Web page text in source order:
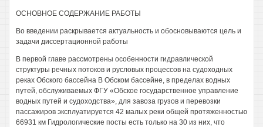
ОСНОВНОЕ СОДЕРЖАНИЕ РАБОТЫ
Во введении раскрывается актуальность и обосновываются цель и
задачи диссертационной работы
В первой главе рассмотрены особенности гидравлической
структуры речных потоков и русловых процессов на судоходных
реках Обского бассейна В Обском бассейне, в пределах водных
путей, обслуживаемых ФГУ «Обское государственное управление
водных путей и судоходства», для завоза грузов и перевозки
пассажиров эксплуатируется 42 малых реки общей протяженностью
66931 км Гидрологические посты есть только на 30 из них, что